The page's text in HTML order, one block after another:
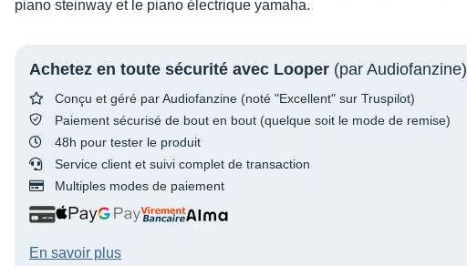
piano steinway et le piano électrique yamaha.
Achetez en toute sécurité avec Looper (par Audiofanzine)
Conçu et géré par Audiofanzine (noté "Excellent" sur Truspilot)
Paiement sécurisé de bout en bout (quelque soit le mode de remise)
48h pour tester le produit
Service client et suivi complet de transaction
Multiples modes de paiement
En savoir plus